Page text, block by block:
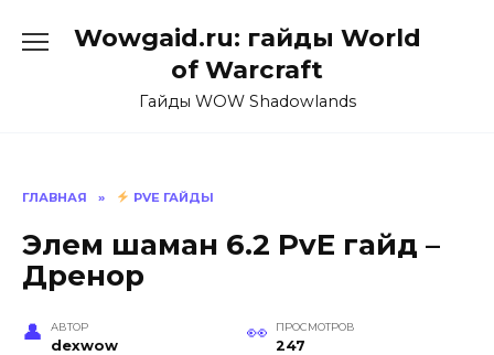
Wowgaid.ru: гайды World
of Warcraft
Гайды WOW Shadowlands
ГЛАВНАЯ » PVE ГАЙДЫ
Элем шаман 6.2 PvE гайд –
Дренор
АВТОР
dexwow
ПРОСМОТРОВ
247